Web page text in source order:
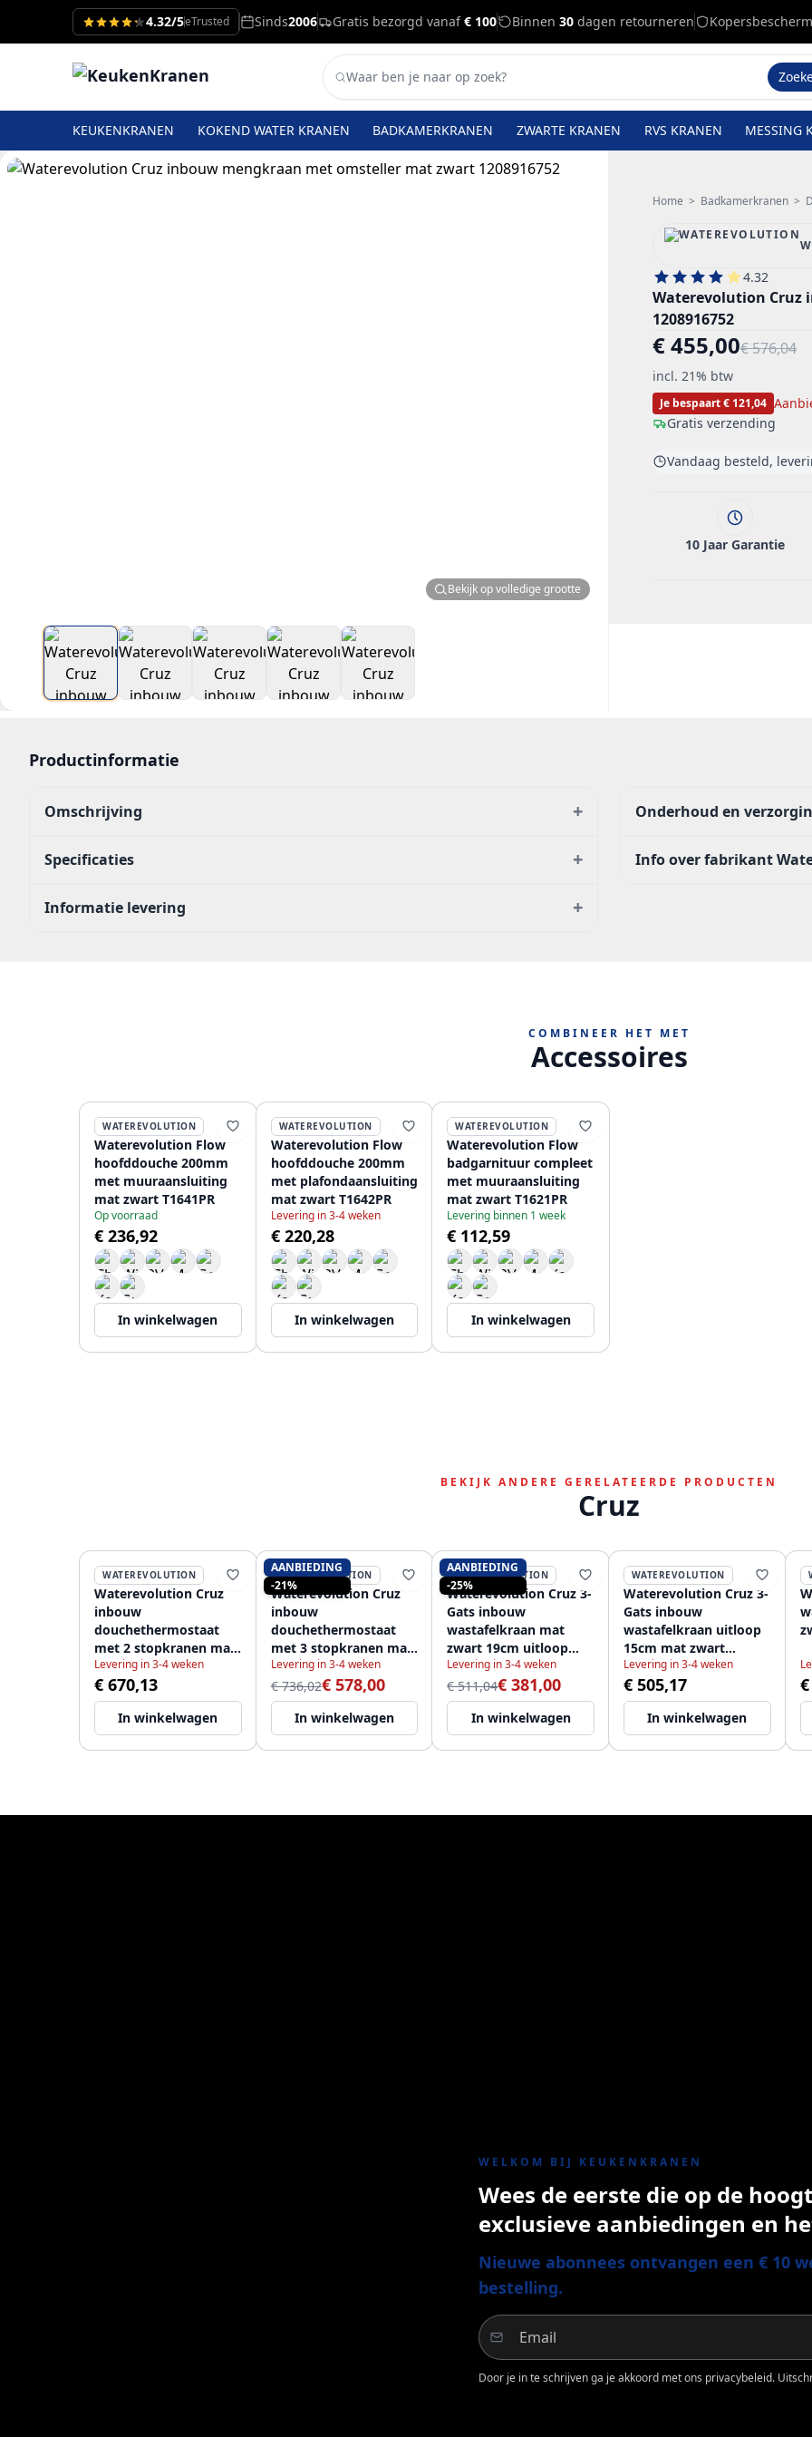
4.32/5eTrusted Sinds2006 Gratis bezorgd vanaf€ 100 Binnen 30 dagen retourneren
KEUKENKRANEN KOKEND WATER KRANEN BADKAMERKRANEN ZWARTE KRANEN RVS KRANEN MESSING
Bekijk op volledige grootte
Home > Badkamerkranen >
4.32
Waterevolution Cruz
1208916752
€ 455,00€ 576,04
incl. 21% btw
Je bespaart € 121,04
Gratis verzending
Vandaag besteld,
10 Jaar Garantie
Productinformatie
Omschrijving +
Specificaties +
Informatie levering +
Onderhoud en
Info over fabrikant
COMBINEER HET MET
Accessoires
WATEREVOLUTION
Waterevolution Flow
hoofddouche 200mm
met muuraansluiting
mat zwart T1641PR
Op voorraad
€ 236,92
In winkelwagen
WATEREVOLUTION
Waterevolution Flow
hoofddouche 200mm
met plafondaansluiting
mat zwart T1642PR
Levering in 3-4 weken
€ 220,28
In winkelwagen
WATEREVOLUTION
Waterevolution Flow
badgarnituur compleet
met muuraansluiting
mat zwart T1621PR
Levering binnen 1 week
€ 112,59
In winkelwagen
BEKIJK ANDERE GERELATEERDE PRODUCTEN
Cruz
WATEREVOLUTION
Waterevolution Cruz
inbouw
douchethermostaat
met 2 stopkranen mat
zwart 1208916552
Levering in 3-4 weken
€ 670,13
In winkelwagen
AANBIEDING
-21%
WATEREVOLUTION
Waterevolution Cruz
inbouw
douchethermostaat
met 3 stopkranen mat
zwart 1208916562
Levering in 3-4 weken
€ 736,02€ 578,00
In winkelwagen
AANBIEDING
-25%
WATEREVOLUTION
Waterevolution Cruz 3-
Gats inbouw
wastafelkraan mat
zwart 19cm uitloop
1208916572
Levering in 3-4 weken
€ 511,04€ 381,00
In winkelwagen
WATEREVOLUTION
Waterevolution Cruz 3-
Gats inbouw
wastafelkraan uitloop
15cm mat zwart
1208916582
Levering in 3-4 weken
€ 505,17
In winkelwagen
WELKOM BIJ KEUKENKRANEN
Wees de eerste die op de
exclusieve aanbiedingen en
Nieuwe abonnees ontvangen een € 10
bestelling.
Door je in te schrijven ga je akkoord met ons privacybeleid.